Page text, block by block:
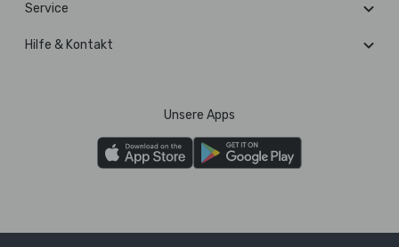
Service
Hilfe & Kontakt
Unsere Apps